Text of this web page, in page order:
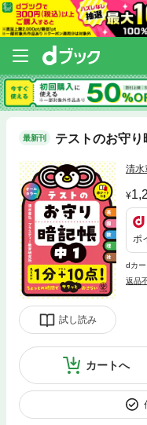
最新刊 テストのお守
試し読み
清水
ポ
dカ
返品
カートへ